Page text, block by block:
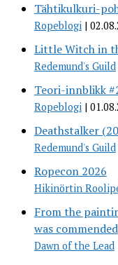
Tähtikulkuri-
Ropeblogi
Little Witch in
Redemund's Guild
Teori-innblikk
Ropeblogi
Deathstalker
Redemund's Guild
Ropecon 2026
Hikinörtin
From the
was commended
Dawn of the Lead